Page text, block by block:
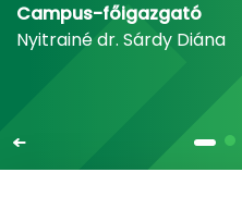
Campus-főigazgató
Nyitrainé dr. Sárdy Diána